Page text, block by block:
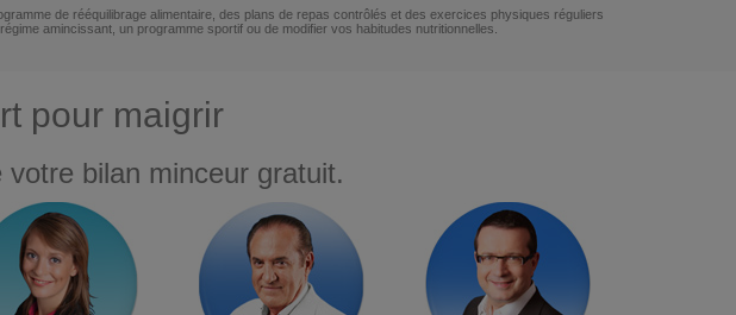
de rééquilibrage alimentaire, des plans de repas contrôlés et des exercices physiques réguliers
amincissant, un programme sportif ou de modifier vos habitudes nutritionnelles.
pour maigrir
bilan minceur gratuit.